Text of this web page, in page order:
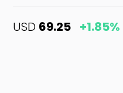
USD 69.25 +1.85%